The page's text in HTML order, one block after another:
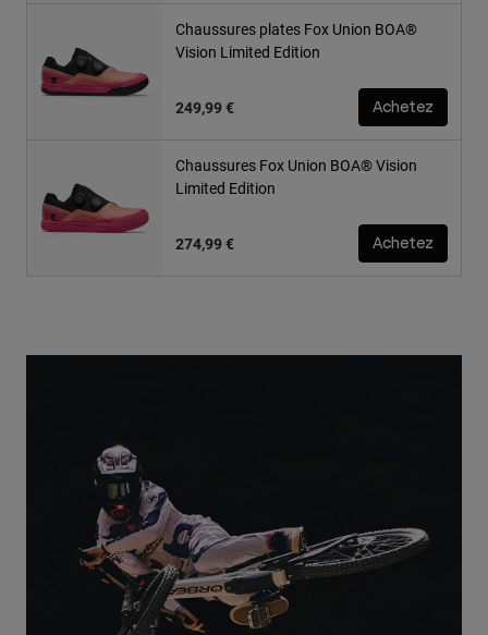
Chaussures plates Fox Union BOA®
Vision Limited Edition
249,99 € Achetez
Chaussures Fox Union BOA® Vision
Limited Edition
274,99 € Achetez